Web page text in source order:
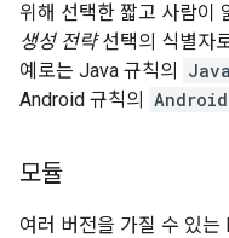
위해 선택한 짧고 사람이
생성 전략선택의 식별자
예로는 Java 규칙의
Android 규칙의
모듈
여러 버전을 가질 수 있